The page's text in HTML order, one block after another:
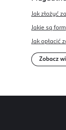
Jak złożyć
Jakie są
Jak opłacić
Zobacz